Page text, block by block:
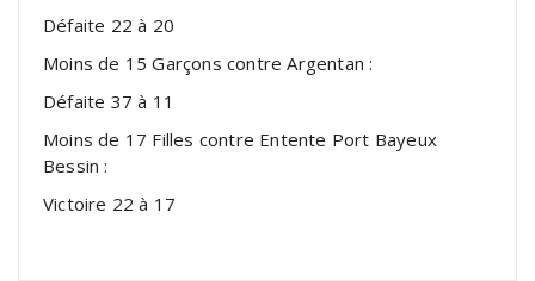
Défaite 22 à 20
Moins de 15 Garçons contre Argentan :
Défaite 37 à 11
Moins de 17 Filles contre Entente Port Bayeux
Bessin :
Victoire 22 à 17